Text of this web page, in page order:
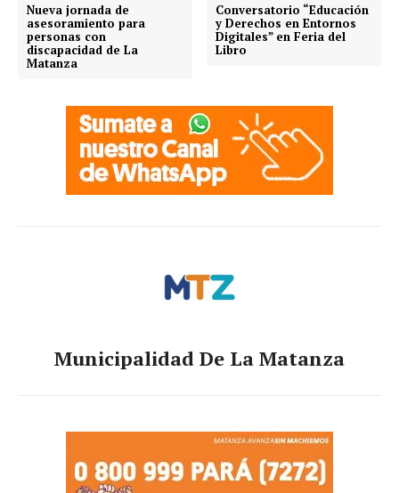
Nueva jornada de
asesoramiento para
personas con
discapacidad de La
Matanza
Conversatorio “Educación
y Derechos en Entornos
Digitales” en Feria del
Libro
Municipalidad De La Matanza